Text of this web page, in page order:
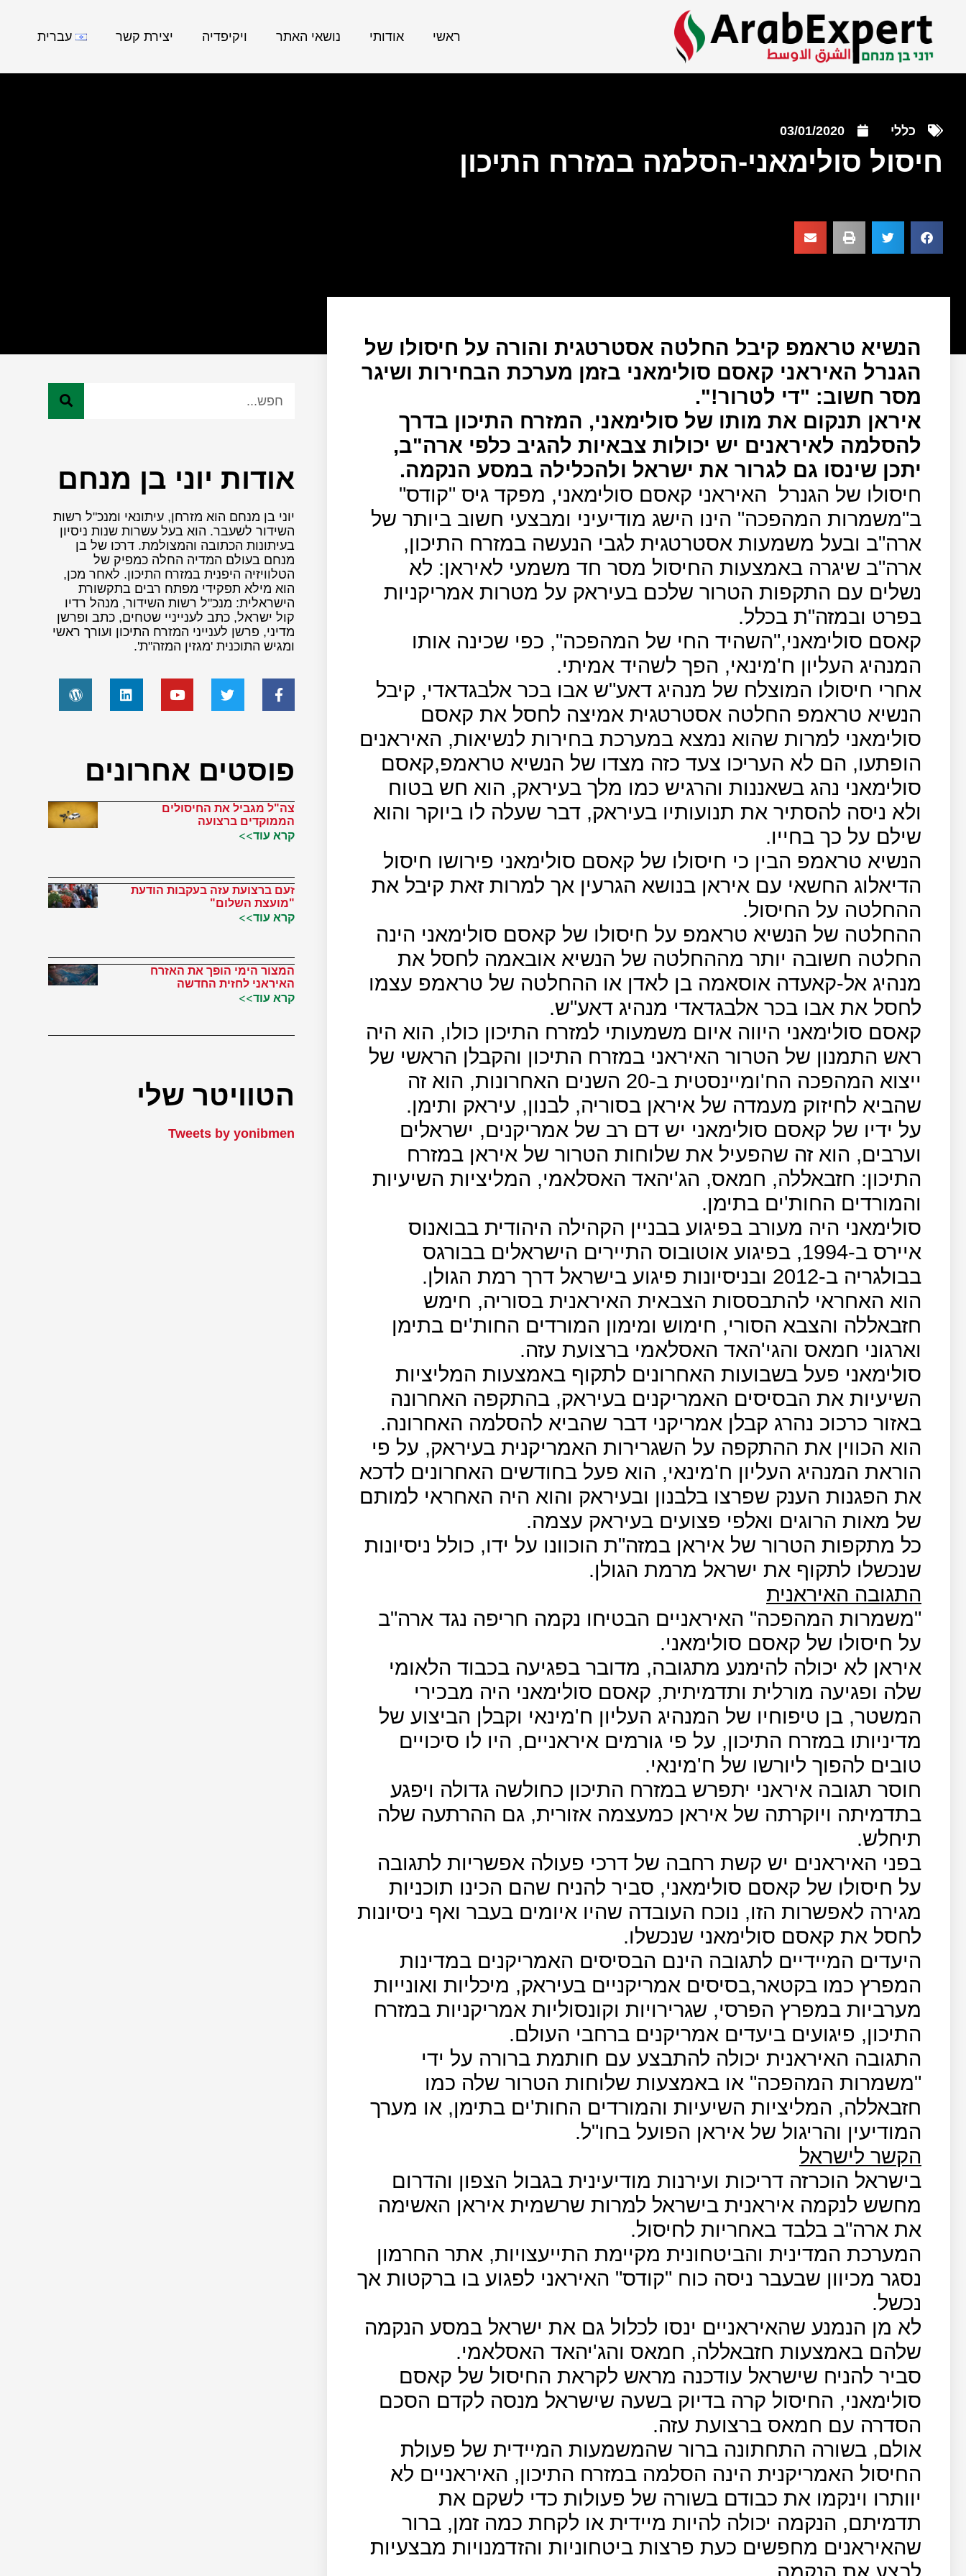
ראשי אודותי נושאי האתר ויקיפדיה יצירת קשר עברית
כללי 03/01/2020
חיסול סולימאני-הסלמה במזרח התיכון
הנשיא טראמפ קיבל החלטה אסטרטגית והורה על חיסולו של
הגנרל האיראני קאסם סולימאני בזמן מערכת הבחירות ושיגר
מסר חשוב: "די לטרור!".
איראן תנקום את מותו של סולימאני, המזרח התיכון בדרך
להסלמה לאיראנים יש יכולות צבאיות להגיב כלפי ארה"ב,
יתכן שינסו גם לגרור את ישראל ולהכלילה במסע הנקמה.
חיסולו של הגנרל האיראני קאסם סולימאני, מפקד גיס "קודס"
ב"משמרות המהפכה" הינו הישג מודיעיני ומבצעי חשוב ביותר של
ארה"ב ובעל משמעות אסטרטגית לגבי הנעשה במזרח התיכון,
ארה"ב שיגרה באמצעות החיסול מסר חד משמעי לאיראן: לא
נשלים עם התקפות הטרור שלכם בעיראק על מטרות אמריקניות
בפרט ובמזה"ת בכלל.
קאסם סולימאני,"השהיד החי של המהפכה", כפי שכינה אותו
המנהיג העליון ח'מינאי, הפך לשהיד אמיתי.
אחרי חיסולו המוצלח של מנהיג דאע"ש אבו בכר אלבגדאדי, קיבל
הנשיא טראמפ החלטה אסטרטגית אמיצה לחסל את קאסם
סולימאני למרות שהוא נמצא במערכת בחירות לנשיאות, האיראנים
הופתעו, הם לא העריכו צעד כזה מצדו של הנשיא טראמפ,קאסם
סולימאני נהג בשאננות והרגיש כמו מלך בעיראק, הוא חש בטוח
ולא ניסה להסתיר את תנועותיו בעיראק, דבר שעלה לו ביוקר והוא
שילם על כך בחייו.
הנשיא טראמפ הבין כי חיסולו של קאסם סולימאני פירושו חיסול
הדיאלוג החשאי עם איראן בנושא הגרעין אך למרות זאת קיבל את
ההחלטה על החיסול.
ההחלטה של הנשיא טראמפ על חיסולו של קאסם סולימאני הינה
החלטה חשובה יותר מההחלטה של הנשיא אובאמה לחסל את
מנהיג אל-קאעדה אוסאמה בן לאדן או ההחלטה של טראמפ עצמו
לחסל את אבו בכר אלבגדאדי מנהיג דאע"ש.
קאסם סולימאני היווה איום משמעותי למזרח התיכון כולו, הוא היה
ראש התמנון של הטרור האיראני במזרח התיכון והקבלן הראשי של
ייצוא המהפכה הח'ומיינסטית ב-20 השנים האחרונות, הוא זה
שהביא לחיזוק מעמדה של איראן בסוריה, לבנון, עיראק ותימן.
על ידיו של קאסם סולימאני יש דם רב של אמריקנים, ישראלים
וערבים, הוא זה שהפעיל את שלוחות הטרור של איראן במזרח
התיכון: חזבאללה, חמאס, הג'יהאד האסלאמי, המליציות השיעיות
והמורדים החות'ים בתימן.
סולימאני היה מעורב בפיגוע בבניין הקהילה היהודית בבואנוס
איירס ב-1994, בפיגוע אוטובוס התיירים הישראלים בבורגס
בבולגריה ב-2012 ובניסיונות פיגוע בישראל דרך רמת הגולן.
הוא האחראי להתבססות הצבאית האיראנית בסוריה, חימש
חזבאללה והצבא הסורי, חימוש ומימון המורדים החות'ים בתימן
וארגוני חמאס והגי'האד האסלאמי ברצועת עזה.
סולימאני פעל בשבועות האחרונים לתקוף באמצעות המליציות
השיעיות את הבסיסים האמריקנים בעיראק, בהתקפה האחרונה
באזור כרכוכ נהרג קבלן אמריקני דבר שהביא להסלמה האחרונה.
הוא הכווין את ההתקפה על השגרירות האמריקנית בעיראק, על פי
הוראת המנהיג העליון ח'מינאי, הוא פעל בחודשים האחרונים לדכא
את הפגנות הענק שפרצו בלבנון ובעיראק והוא היה האחראי למותם
של מאות הרוגים ואלפי פצועים בעיראק עצמה.
כל מתקפות הטרור של איראן במזה"ת הוכוונו על ידו, כולל ניסיונות
שנכשלו לתקוף את ישראל מרמת הגולן.
התגובה האיראנית
"משמרות המהפכה" האיראניים הבטיחו נקמה חריפה נגד ארה"ב
על חיסולו של קאסם סולימאני.
איראן לא יכולה להימנע מתגובה, מדובר בפגיעה בכבוד הלאומי
שלה ופגיעה מורלית ותדמיתית, קאסם סולימאני היה מבכירי
המשטר, בן טיפוחיו של המנהיג העליון ח'מינאי וקבלן הביצוע של
מדיניותו במזרח התיכון, על פי גורמים איראניים, היו לו סיכויים
טובים להפוך ליורשו של ח'מינאי.
חוסר תגובה איראני יתפרש במזרח התיכון כחולשה גדולה ויפגע
בתדמיתה ויוקרתה של איראן כמעצמה אזורית, גם ההרתעה שלה
תיחלש.
בפני האיראנים יש קשת רחבה של דרכי פעולה אפשריות לתגובה
על חיסולו של קאסם סולימאני, סביר להניח שהם הכינו תוכניות
מגירה לאפשרות הזו, נוכח העובדה שהיו איומים בעבר ואף ניסיונות
לחסל את קאסם סולימאני שנכשלו.
היעדים המיידיים לתגובה הינם הבסיסים האמריקנים במדינות
המפרץ כמו בקטאר,בסיסים אמריקניים בעיראק, מיכליות ואונייות
מערביות במפרץ הפרסי, שגרירויות וקונסוליות אמריקניות במזרח
התיכון, פיגועים ביעדים אמריקנים ברחבי העולם.
התגובה האיראנית יכולה להתבצע עם חותמת ברורה על ידי
"משמרות המהפכה" או באמצעות שלוחות הטרור שלה כמו
חזבאללה, המליציות השיעיות והמורדים החות'ים בתימן, או מערך
המודיעין והריגול של איראן הפועל בחו"ל.
הקשר לישראל
בישראל הוכרזה דריכות ועירנות מודיעינית בגבול הצפון והדרום
מחשש לנקמה איראנית בישראל למרות שרשמית איראן האשימה
את ארה"ב בלבד באחריות לחיסול.
המערכת המדינית והביטחונית מקיימת התייעצויות, אתר החרמון
נסגר מכיוון שבעבר ניסה כוח "קודס" האיראני לפגוע בו ברקטות אך
נכשל.
לא מן הנמנע שהאיראניים ינסו לכלול גם את ישראל במסע הנקמה
שלהם באמצעות חזבאללה, חמאס והג'יהאד האסלאמי.
סביר להניח שישראל עודכנה מראש לקראת החיסול של קאסם
סולימאני, החיסול קרה בדיוק בשעה שישראל מנסה לקדם הסכם
הסדרה עם חמאס ברצועת עזה.
אולם, בשורה התחתונה ברור שהמשמעות המיידית של פעולת
החיסול האמריקנית הינה הסלמה במזרח התיכון, האיראניים לא
יוותרו וינקמו את כבודם בשורה של פעולות כדי לשקם את
תדמיתם, הנקמה יכולה להיות מיידית או לקחת כמה זמן, ברור
שהאיראנים מחפשים כעת פרצות ביטחוניות והזדמנויות מבצעיות
לבצע את הנקמה.
אודות יוני בן מנחם
יוני בן מנחם הוא מזרחן, עיתונאי ומנכ"ל רשות
השידור לשעבר. הוא בעל עשרות שנות ניסיון
בעיתונות הכתובה והמצולמת. דרכו של בן
מנחם בעולם המדיה החלה כמפיק של
הטלוויזיה היפנית במזרח התיכון. לאחר מכן,
הוא מילא תפקידי מפתח רבים בתקשורת
הישראלית: מנכ"ל רשות השידור, מנהל רדיו
קול ישראל, כתב לענייניי שטחים, כתב ופרשן
מדיני, פרשן לענייני המזרח התיכון ועורך ראשי
ומגיש התוכנית 'מגזין המזה"ת'.
פוסטים אחרונים
צה"ל מגביל את החיסולים
הממוקדים ברצועה
קרא עוד>>
זעם ברצועת עזה בעקבות הודעת
"מועצת השלום"
קרא עוד>>
המצור הימי הופך את האזרח
האיראני לחזית החדשה
קרא עוד>>
הטוויטר שלי
Tweets by yonibmen